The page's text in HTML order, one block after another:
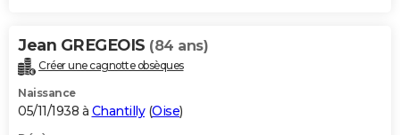
Jean GREGEOIS (84 ans)
Créer une cagnotte obsèques
Naissance
05/11/1938 à Chantilly(Oise)